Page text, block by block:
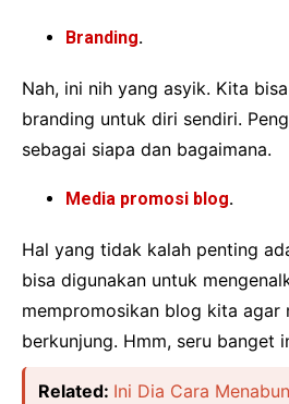
Branding.
Nah, ini nih yang asyik. Kita
branding untuk diri sendiri.
sebagai siapa dan bagaimana.
Media promosi blog.
Hal yang tidak kalah penting
bisa digunakan untuk
mempromosikan blog kita agar
berkunjung. Hmm, seru banget
Related: Ini Dia Cara